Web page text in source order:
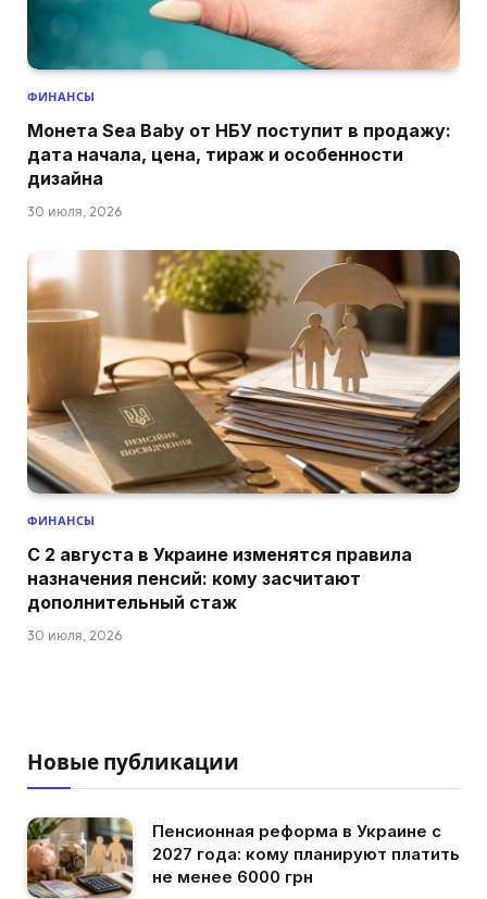
ФИНАНСЫ
Монета Sea Baby от НБУ поступит в продажу:
дата начала, цена, тираж и особенности
дизайна
30 июля, 2026
ФИНАНСЫ
С 2 августа в Украине изменятся правила
назначения пенсий: кому засчитают
дополнительный стаж
30 июля, 2026
Новые публикации
Пенсионная реформа в Украине с
2027 года: кому планируют платить
не менее 6000 грн